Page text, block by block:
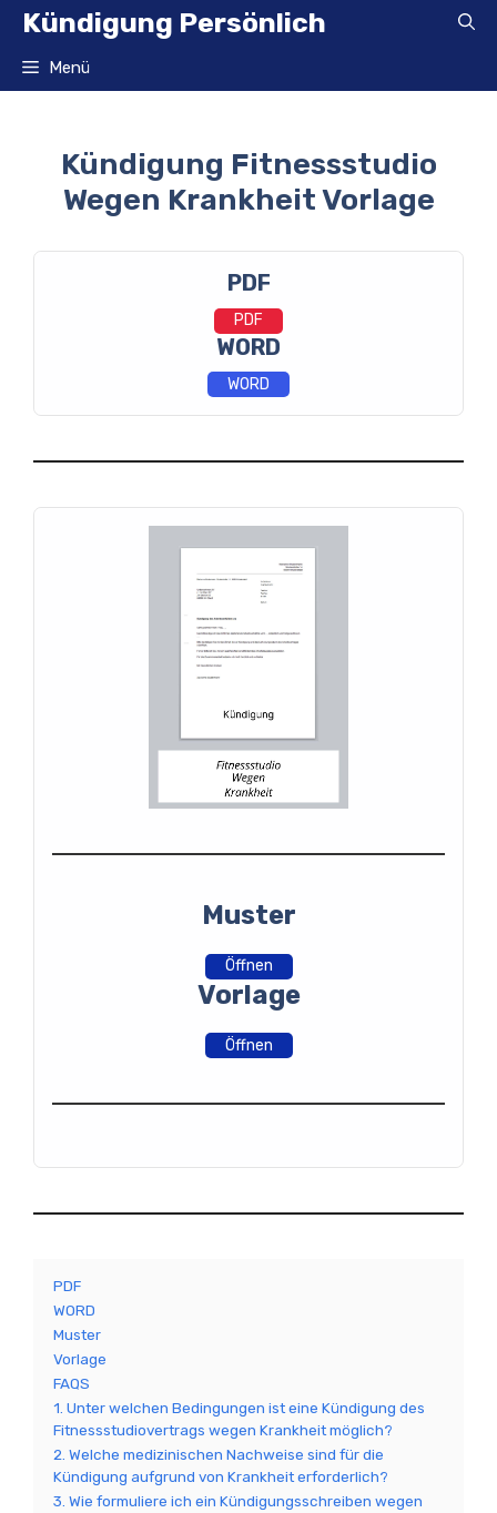
Zum
Inhalt
springen
Kündigung Persönlich
Menü
Kündigung Fitnessstudio
Wegen Krankheit Vorlage
PDF
PDF
WORD
WORD
Muster
Öffnen
Vorlage
Öffnen
PDF
WORD
Muster
Vorlage
FAQS
1. Unter welchen Bedingungen ist eine Kündigung des
Fitnessstudiovertrags wegen Krankheit möglich?
2. Welche medizinischen Nachweise sind für die
Kündigung aufgrund von Krankheit erforderlich?
3. Wie formuliere ich ein Kündigungsschreiben wegen